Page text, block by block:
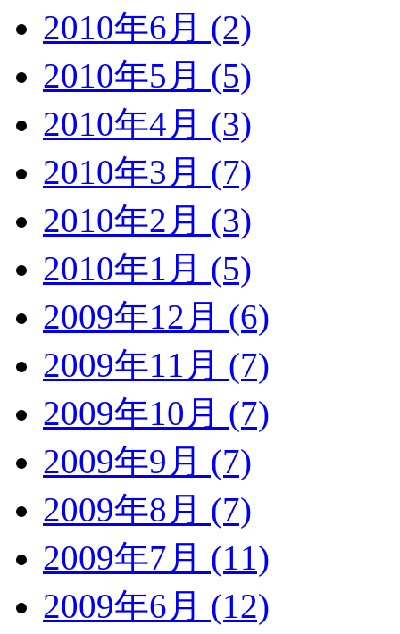
2010年6月 (2)
2010年5月 (5)
2010年4月 (3)
2010年3月 (7)
2010年2月 (3)
2010年1月 (5)
2009年12月 (6)
2009年11月 (7)
2009年10月 (7)
2009年9月 (7)
2009年8月 (7)
2009年7月 (11)
2009年6月 (12)